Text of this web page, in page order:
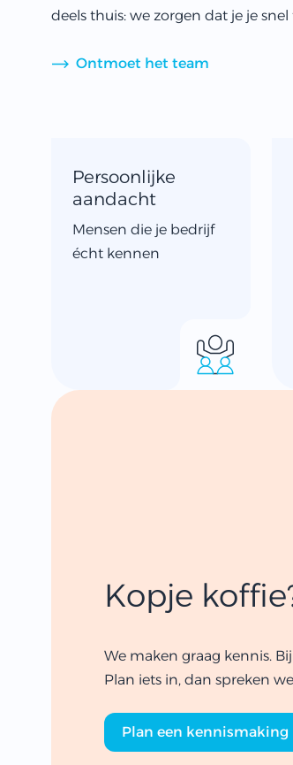
deels thuis: we zorgen dat je je
Ontmoet het team
Persoonlijke
aandacht
Mensen die je bedrijf
écht kennen
Kopje
We maken graag kennis.
Plan iets in, dan spreken
Plan een kennismaking